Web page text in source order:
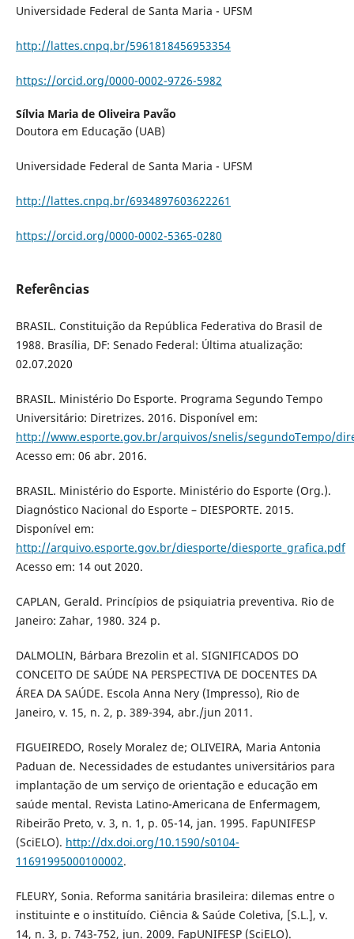
Universidade Federal de Santa Maria - UFSM
http://lattes.cnpq.br/5961818456953354
https://orcid.org/0000-0002-9726-5982
Sílvia Maria de Oliveira Pavão
Doutora em Educação (UAB)
Universidade Federal de Santa Maria - UFSM
http://lattes.cnpq.br/6934897603622261
https://orcid.org/0000-0002-5365-0280
Referências
BRASIL. Constituição da República Federativa do Brasil de
1988. Brasília, DF: Senado Federal: Última atualização:
02.07.2020
BRASIL. Ministério Do Esporte. Programa Segundo Tempo
Universitário: Diretrizes. 2016. Disponível em:
http://www.esporte.gov.br/arquivos/snelis/segundoTempo/
Acesso em: 06 abr. 2016.
BRASIL. Ministério do Esporte. Ministério do Esporte (Org.).
Diagnóstico Nacional do Esporte – DIESPORTE. 2015.
Disponível em:
http://arquivo.esporte.gov.br/diesporte/diesporte_grafica.pdf
Acesso em: 14 out 2020.
CAPLAN, Gerald. Princípios de psiquiatria preventiva. Rio de
Janeiro: Zahar, 1980. 324 p.
DALMOLIN, Bárbara Brezolin et al. SIGNIFICADOS DO
CONCEITO DE SAÚDE NA PERSPECTIVA DE DOCENTES DA
ÁREA DA SAÚDE. Escola Anna Nery (Impresso), Rio de
Janeiro, v. 15, n. 2, p. 389-394, abr./jun 2011.
FIGUEIREDO, Rosely Moralez de; OLIVEIRA, Maria Antonia
Paduan de. Necessidades de estudantes universitários para
implantação de um serviço de orientação e educação em
saúde mental. Revista Latino-Americana de Enfermagem,
Ribeirão Preto, v. 3, n. 1, p. 05-14, jan. 1995. FapUNIFESP
(SciELO). http://dx.doi.org/10.1590/s0104-
11691995000100002.
FLEURY, Sonia. Reforma sanitária brasileira: dilemas entre o
instituinte e o instituído. Ciência & Saúde Coletiva, [S.L.], v.
14, n. 3, p. 743-752, jun. 2009. FapUNIFESP (SciELO).